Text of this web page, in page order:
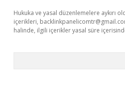
Hukuka ve yasal düzenlemelere aykırı
içerikleri,
halinde, ilgili içerikler yasal süre